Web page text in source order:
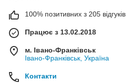
100% позитивних з 205 відгуків
Працює з 13.02.2018
м. Івано-Франківськ
Івано-Франківськ, Україна
Контакти